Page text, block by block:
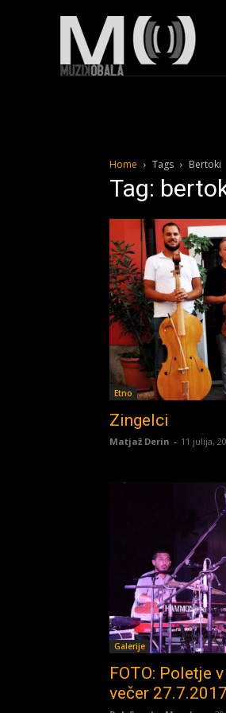
Home Tags Bertoki
Tag:
Etno
Zingelci
Matjaž Derin - 11 julija,
Galerije
FOTO: Poletje
večer 27.7.2017